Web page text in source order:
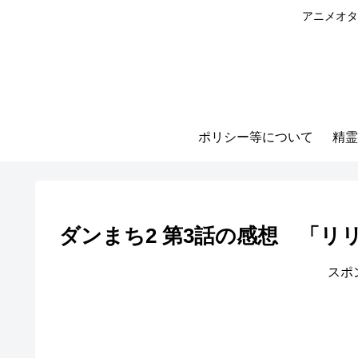
アニメオ
ポリシー等について 精
ダンまち2 第3話の感想 「リ
スポ